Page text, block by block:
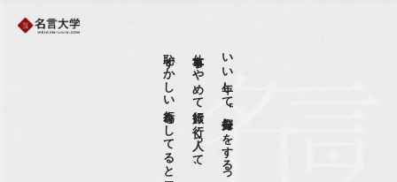
いい年して“自分探しをするって言って、
仕事もやめて旅行に行く人って、
恥ずかしい行為をしてると思うのよ